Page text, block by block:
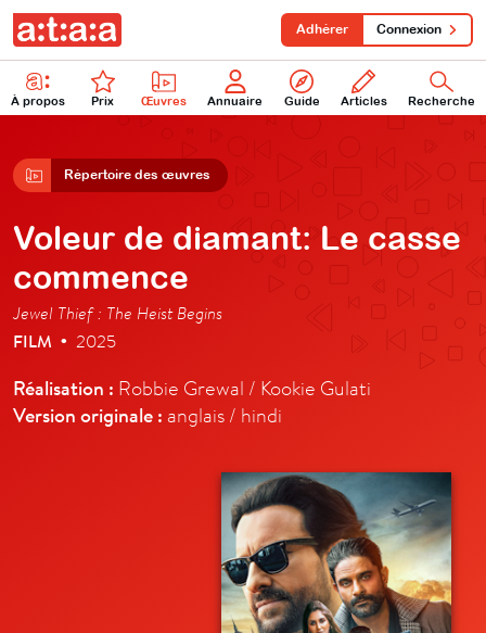
À propos Prix Œuvres Annuaire Guide Articles Recherche
Adhérer Connexion
Répertoire des œuvres
Voleur de diamant: Le casse
commence
Jewel Thief : The Heist Begins
FILM • 2025
Réalisation : Robbie Grewal / Kookie Gulati
Version originale : anglais / hindi